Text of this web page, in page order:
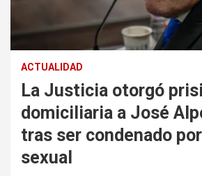
ACTUALIDAD
La Justicia otorgó
domiciliaria a José
tras ser condenado
sexual